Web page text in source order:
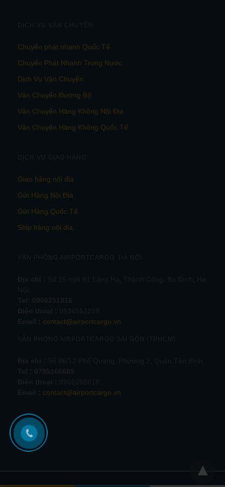
DỊCH VỤ VẬN CHUYỂN
Chuyển phát nhanh Quốc Tế
Chuyển Phát Nhanh Trong Nước
Dịch Vụ Vận Chuyển
Vận Chuyển Đường Bộ
Vận Chuyển Hàng Không Nội Địa
Vận Chuyển Hàng Không Quốc Tế
DỊCH VỤ GIAO HÀNG
Giao hàng nội địa
Gửi Hàng Nội Địa
Gửi Hàng Quốc Tế
Ship hàng nội địa
VĂN PHÒNG AIRPORTCARGO HÀ NỘI
contact@airportcargo.vn
VĂN PHÒNG AIRPORTCARGO SÀI GÒN (TPHCM)
contact@airportcargo.vn